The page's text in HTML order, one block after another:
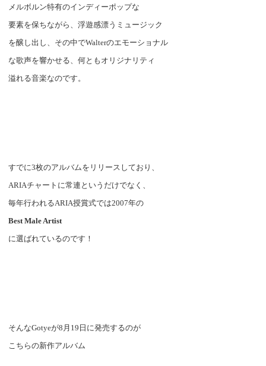
メルボルン特有のインディーポップな
要素を保ちながら、浮遊感漂うミュージック
を醸し出し、その中でWalterのエモーショナル
な歌声を響かせる、何ともオリジナリティ
溢れる音楽なのです。
すでに3枚のアルバムをリリースしており、
ARIAチャートに常連というだけでなく、
毎年行われるARIA授賞式では2007年の
Best Male Artist
に選ばれているのです！
そんなGotyeが8 月 19 日に発売するのが
こちらの新作アルバム